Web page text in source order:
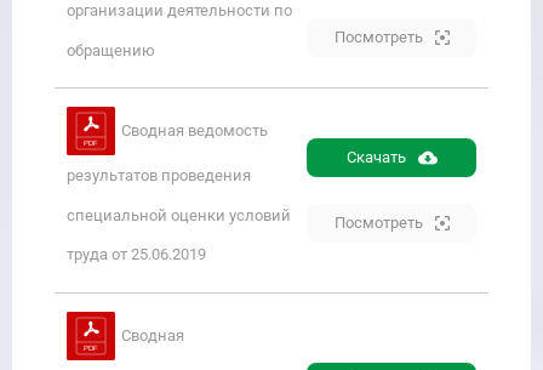
организации деятельности по
обращению
Посмотреть
Сводная ведомость
результатов проведения
специальной оценки условий
труда от 25.06.2019
Скачать
Посмотреть
Сводная